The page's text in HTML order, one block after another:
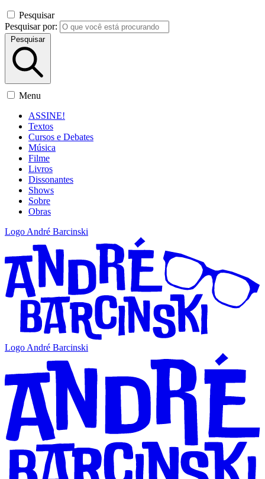
Pesquisar
Pesquisar por:
Pesquisar
Menu
ASSINE!
Textos
Cursos e Debates
Música
Filme
Livros
Dissonantes
Shows
Sobre
Obras
Logo André Barcinski
Logo André Barcinski